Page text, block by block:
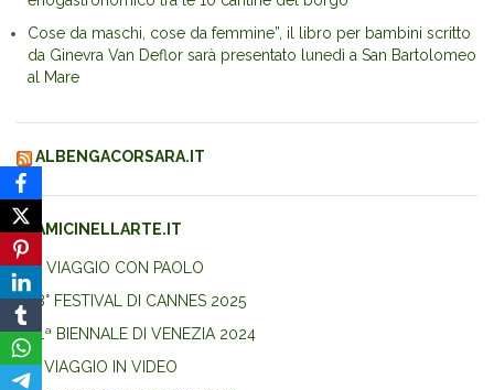
Cose da maschi, cose da femmine”, il libro per bambini scritto
da Ginevra Van Deflor sarà presentato lunedì a San Bartolomeo
al Mare
ALBENGACORSARA.IT
AMICINELLARTE.IT
IN VIAGGIO CON PAOLO
78° FESTIVAL DI CANNES 2025
81ª BIENNALE DI VENEZIA 2024
IL VIAGGIO IN VIDEO